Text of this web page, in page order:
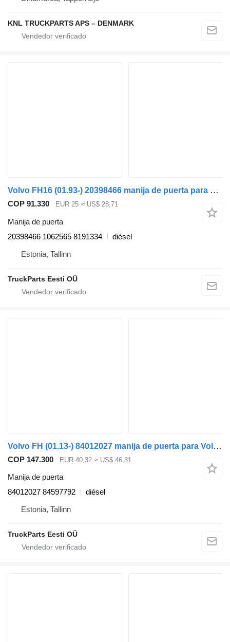
KNL TRUCKPARTS APS – DENMARK
Volvo FH16 (01.93-) 20398466 manija de puerta para Volvo FH12, FH16, NH12, FH, VNL780 (1993-2014) cabeza tractora
COP 91.330 EUR 25 ≈ US$ 28,71
Manija de puerta
20398466 1062565 8191334
diésel
Estonia, Tallinn
TruckParts Eesti OÜ
Volvo FH (01.13-) 84012027 manija de puerta para Volvo FH, FM, FMX-4 series (2013-) cabeza tractora
COP 147.300 EUR 40,32 ≈ US$ 46,31
Manija de puerta
84012027 84597792
diésel
Estonia, Tallinn
TruckParts Eesti OÜ